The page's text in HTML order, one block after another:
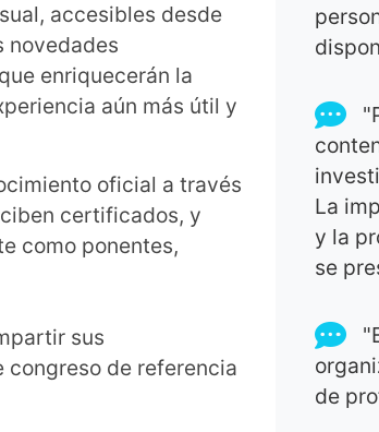
accesibles desde
novedades
enriquecerán la
aún más útil y
oficial a través
certificados, y
como ponentes,
sus
de referencia
La
y la
se
de